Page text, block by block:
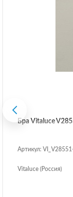
Бра Vitaluce
Артикул:
Vitaluce (Россия)